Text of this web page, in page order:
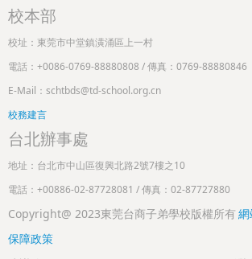
校本部
校址：東莞市中堂鎮潢涌區上一村
電話：+0086-0769-88880808 / 傳真：0769-88880846
E-Mail：schtbds@td-school.org.cn
校務建言
台北辦事處
地址：台北市中山區復興北路2號7樓之10
電話：+00886-02-87728081 / 傳真：02-87727880
Copyright@ 2023東莞台商子弟學校版權所有
保障政策